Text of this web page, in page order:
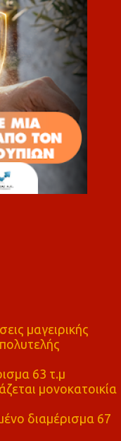
μαγειρικής
63 τ.μ
μονοκατοικία
διαμέρισμα 67